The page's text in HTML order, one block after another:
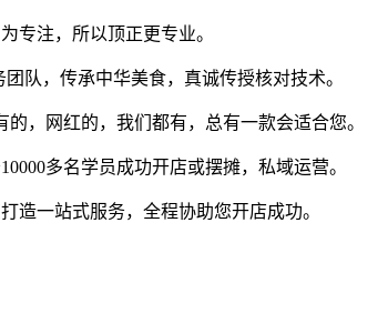
专注，所以顶正更专业。
队，传承中华美食，真诚传授核对技术。
，网红的，我们都有，总有一款会适合您。
多名学员成功开店或摆摊，私域运营。
造一站式服务，全程协助您开店成功。